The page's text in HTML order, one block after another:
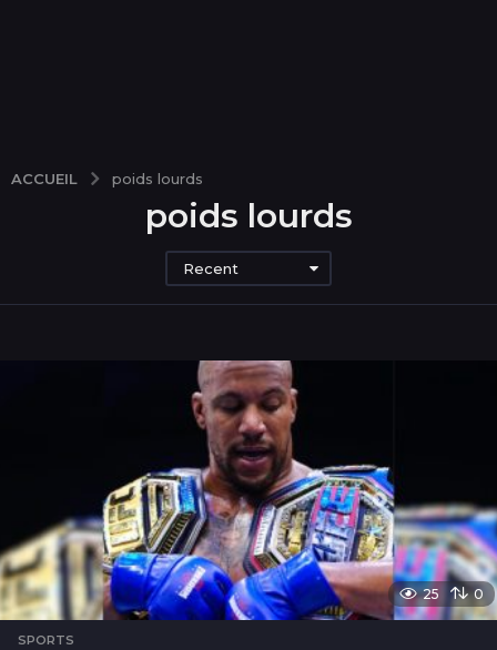
ACCUEIL poids lourds
poids lourds
Recent
25 0
SPORTS